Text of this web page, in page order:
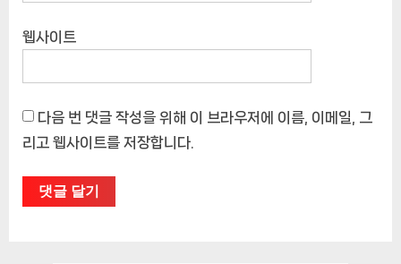
웹사이트
다음 번 댓글 작성을 위해 이 브라우저에 이름, 이메일, 그
리고 웹사이트를 저장합니다.